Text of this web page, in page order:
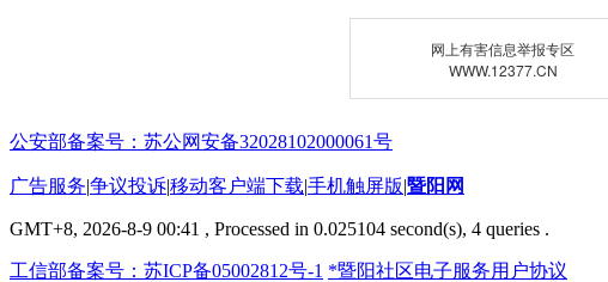
网上有害信息举报专区
WWW.12377.CN
公安部备案号：苏公网安备32028102000061号
广告服务|争议投诉|移动客户端下载|手机触屏版|暨阳网
GMT+8, 2026-8-9 00:41 , Processed in 0.025104 second(s), 4 queries .
工信部备案号：苏ICP备05002812号-1 *暨阳社区电子服务用户协议